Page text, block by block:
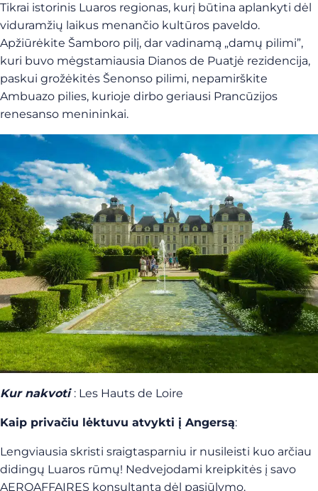
Tikrai istorinis Luaros regionas, kurį būtina aplankyti dėl
viduramžių laikus menančio kultūros paveldo.
Apžiūrėkite Šamboro pilį, dar vadinamą „damų pilimi”,
kuri buvo mėgstamiausia Dianos de Puatjė rezidencija,
paskui grožėkitės Šenonso pilimi, nepamirškite
Ambuazo pilies, kurioje dirbo geriausi Prancūzijos
renesanso menininkai.
Kur nakvoti : Les Hauts de Loire
Kaip privačiu lėktuvu atvykti į Angersą:
Lengviausia skristi sraigtasparniu ir nusileisti kuo arčiau
didingų Luaros rūmų! Nedvejodami kreipkitės į savo
AEROAFFAIRES konsultantą dėl pasiūlymo.